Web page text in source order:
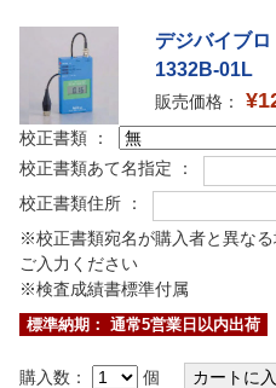
デジバイブ
1332B-01L
販売価格：
校正書類 ：
校正書類あて名指定 ：
校正書類住所 ：
※校正書類宛名が購入者と異な
ご入力ください
※検査成績書標準付属
標準納期： 通常5営業日以内出荷
購入数： 個